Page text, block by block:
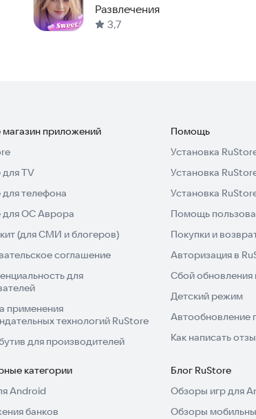
Развлечения
3,7
магазин приложений
для TV
для телефона
для ОС Аврора
(для СМИ и блогеров)
соглашение
для
применения
технологий RuStore
для производителей
Помощь
Установка
Установка
Установка
Помощь
Покупки и
Авторизация в
Сбой
Детский режим
Автообновление
Как написать
категории
Android
банков
Блог RuStore
Обзоры игр для
Обзоры